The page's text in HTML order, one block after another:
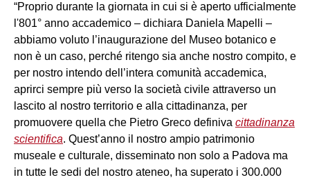
“Proprio durante la giornata in cui si è aperto ufficialmente
l'801° anno accademico – dichiara Daniela Mapelli –
abbiamo voluto l’inaugurazione del Museo botanico e
non è un caso, perché ritengo sia anche nostro compito, e
per nostro intendo dell’intera comunità accademica,
aprirci sempre più verso la società civile attraverso un
lascito al nostro territorio e alla cittadinanza, per
promuovere quella che Pietro Greco definiva cittadinanza
scientifica. Quest’anno il nostro ampio patrimonio
museale e culturale, disseminato non solo a Padova ma
in tutte le sedi del nostro ateneo, ha superato i 300.000